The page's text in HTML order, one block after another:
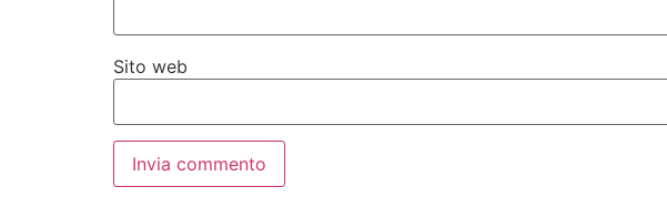
Sito web